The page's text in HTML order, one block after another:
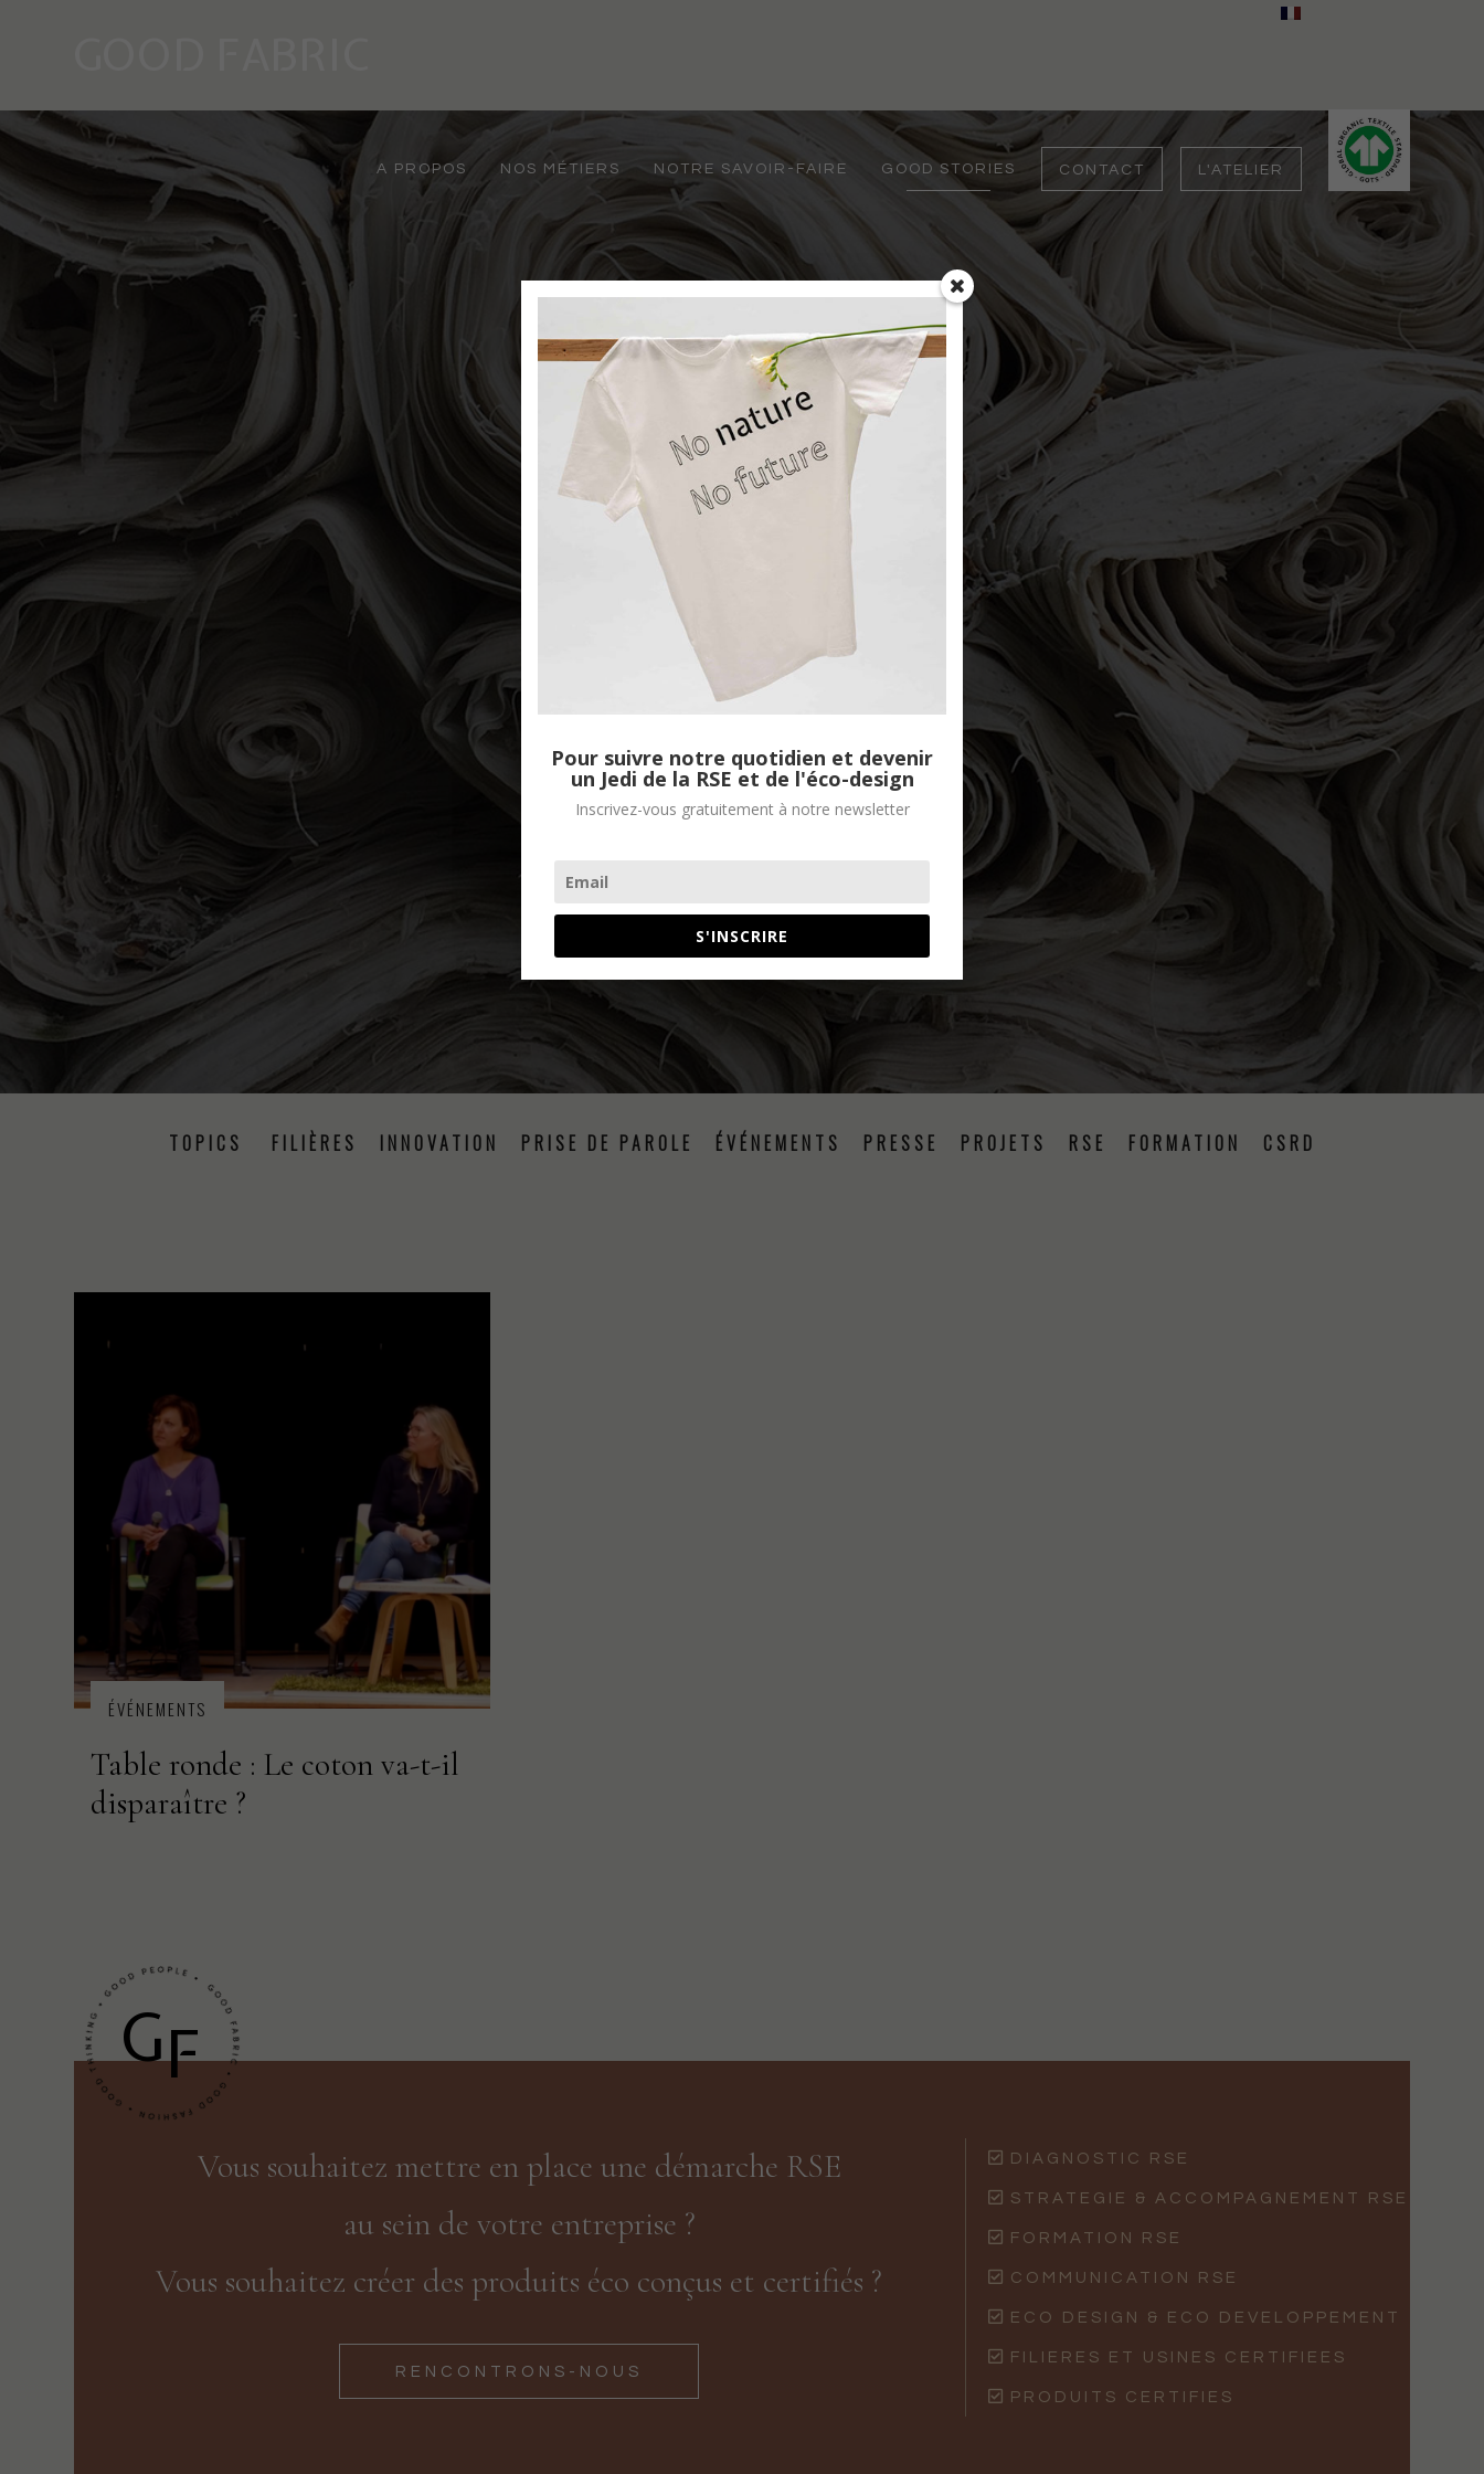
A PROPOS NOS MÉTIERS NOTRE SAVOIR-FAIRE GOOD STORIES CONTACT L'ATELIER
Good Stories
TOPICS FILIÈRES INNOVATION PRISE DE PAROLE ÉVÉNEMENTS PRESSE PROJETS RSE FORMATION CSRD
ÉVÉNEMENTS
Table ronde : Le coton va-t-il
disparaître ?
Vous souhaitez mettre en place une démarche RSE
au sein de votre entreprise ?
Vous souhaitez créer des produits éco conçus et certifiés ?
RENCONTRONS-NOUS
GF
DIAGNOSTIC RSE
STRATEGIE & ACCOMPAGNEMENT RSE
FORMATION RSE
COMMUNICATION RSE
ECO DESIGN & ECO DEVELOPPEMENT
FILIERES ET USINES CERTIFIEES
PRODUITS CERTIFIES
Pour suivre notre quotidien et devenir
un Jedi de la RSE et de l'éco-design
Inscrivez-vous gratuitement à notre newsletter
S'INSCRIRE